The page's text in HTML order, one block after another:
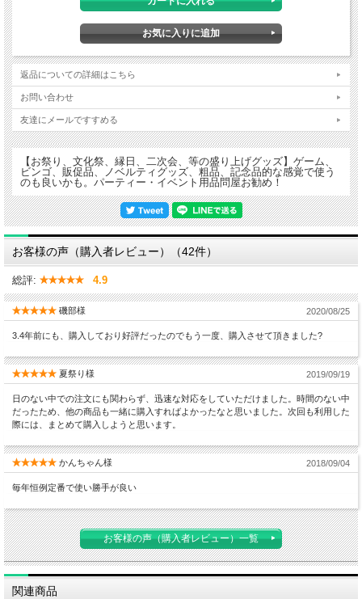
返品についての詳細はこちら
お問い合わせ
友達にメールですすめる
【お祭り、文化祭、縁日、二次会、等の盛り上げグッズ】ゲーム、
ビンゴ、販促品、ノベルティグッズ、粗品、記念品的な感覚で使う
のも良いかも。パーティー・イベント用品問屋お勧め！
お客様の声（購入者レビュー）（42件）
総評: 4.9
磯部様 2020/08/25
3.4年前にも、購入しており好評だったのでもう一度、購入させて頂きました?
夏祭り様 2019/09/19
日のない中での注文にも関わらず、迅速な対応をしていただけました。時間のない中
だったため、他の商品も一緒に購入すればよかったなと思いました。次回も利用した
際には、まとめて購入しようと思います。
かんちゃん様 2018/09/04
毎年恒例定番で使い勝手が良い
お客様の声（購入者レビュー）一覧
関連商品